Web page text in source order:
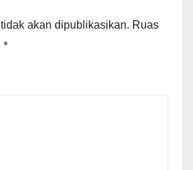
akan dipublikasikan. Ruas
*